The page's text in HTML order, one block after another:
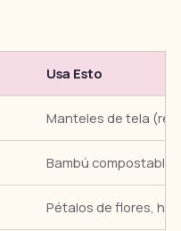
Usa Esto
Manteles de tela
Bambú compostable
Pétalos de flores,